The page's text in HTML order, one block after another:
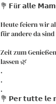
💐 𝗙ü𝗿 𝗮𝗹𝗹𝗲
Heute feiern wir
für andere da sind
Zeit zum
lassen 🌿
.
.
.
💐 𝗣𝗲𝗿 𝘁𝘂𝘁𝘁𝗲